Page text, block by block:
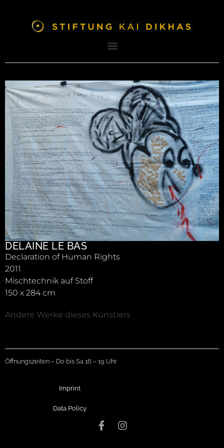
DELAINE LE BAS
Declaration of Human Rights
2011
Mischtechnik auf Stoff
150 x 284 cm
Andere Werke dieses Künstlers
Öffnungszeiten – Do bis Sa 16 – 19 Uhr
Imprint
Data Policy